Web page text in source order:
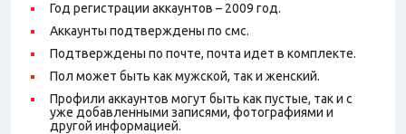
Год регистрации аккаунтов – 2009 год.
Аккаунты подтверждены по смс.
Подтверждены по почте, почта идет в комплекте.
Пол может быть как мужской, так и женский.
Профили аккаунтов могут быть как пустые, так и с
уже добавленными записями, фотографиями и
другой информацией.